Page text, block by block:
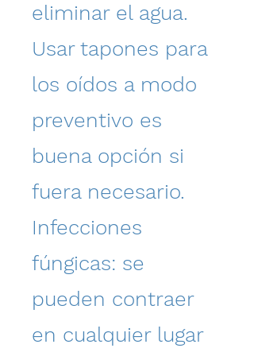
eliminar el agua.
Usar tapones para
los oídos a modo
preventivo es
buena opción si
fuera necesario.
Infecciones
fúngicas: se
pueden contraer
en cualquier lugar